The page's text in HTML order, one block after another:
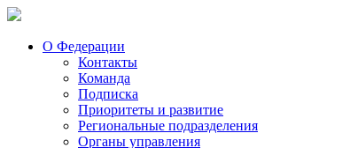
О Федерации
Контакты
Команда
Подписка
Приоритеты и развитие
Региональные подразделения
Органы управления